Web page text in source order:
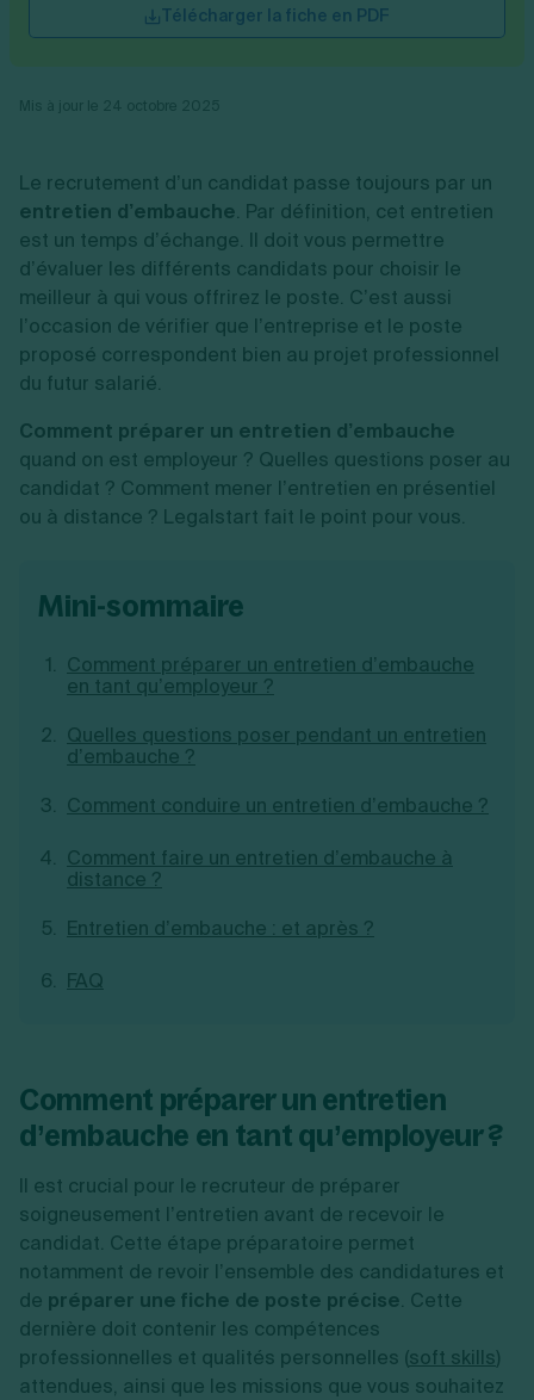
Services aux entreprises
Ressources
Simulateur de choix de forme juridique
Calcul de charges sociales
Estimation du coût de création
Calcul d'éligibilité à l'ACRE
Vérification de la disponibilité du nom d'entreprise
Générateur de mentions légales
Création d'entreprise
Cession d'actions
Transmission universelle de patrimoine
Gestion comptable
Approbation des comptes
Dépôt de marque
Recherche d'antériorité
Protection des créations
Confidentialité de l'adresse du dirigeant
Fermer son entreprise
Radiation auto entrepreneur
Dissolution-liquidation
Dépôt de bilan
Micro entreprise
LMNP
Services aux entreprises
Construction/travaux
Commerce
Transport
Autres
Par fonctionnalité
Logiciel de facturation
Gestion des achats
Gestion de la trésorerie
Bilans et déclarations fiscales
Par besoin
Je souhaite être accompagné
Découvrez notre cabinet d'expertise
Fiches SASU
Fiches SAS
Toutes les fiches sur la création
Autres démarches
Gestion d’entreprise
Fermeture d’entreprise
Exercice d’un métier
Recouvrement de factures
Gérer ses salariés
Ouvrir sa société
Création d'entreprise
Création de micro-entreprise
Devenir auto entrepreneur
Création de SARL
Création de SCI
Création d'association
Ouverture compte pro
Fermeture d’une entreprise
Création d'entreprise
Télécharger la fiche en PDF
Le recrutement d’un candidat passe toujours par un
entretien d’embauche. Par définition, cet entretien
est un temps d’échange. Il doit vous permettre
d’évaluer les différents candidats pour choisir le
meilleur à qui vous offrirez le poste. C’est aussi
l’occasion de vérifier que l’entreprise et le poste
proposé correspondent bien au projet professionnel
du futur salarié.
Comment préparer un entretien d’embauche
quand on est employeur ? Quelles questions poser au
candidat ? Comment mener l’entretien en présentiel
ou à distance ? Legalstart fait le point pour vous.
mini-sommaire
Comment préparer un entretien d’embauche
en tant qu’employeur ?
Quelles questions poser pendant un entretien
d’embauche ?
Comment conduire un entretien d’embauche ?
Comment faire un entretien d’embauche à
distance ?
Entretien d’embauche : et après ?
FAQ
Comment préparer un entretien
d’embauche en tant qu’employeur ?
Il est crucial pour le recruteur de préparer
soigneusement l’entretien avant de recevoir le
candidat. Cette étape préparatoire permet
notamment de revoir l’ensemble des candidatures et
de préparer une fiche de poste précise. Cette
dernière doit contenir les compétences
professionnelles et qualités personnelles (soft skills)
attendues, ainsi que les missions que vous souhaitez